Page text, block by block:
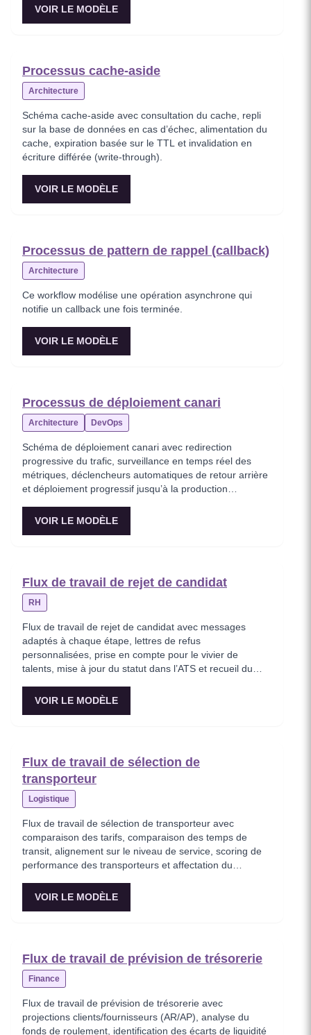
VOIR LE MODÈLE
Processus cache-aside
Architecture
Schéma cache-aside avec consultation du cache, repli
sur la base de données en cas d’échec, alimentation du
cache, expiration basée sur le TTL et invalidation en
écriture différée (write-through).
VOIR LE MODÈLE
Processus de pattern de rappel (callback)
Architecture
Ce workflow modélise une opération asynchrone qui
notifie un callback une fois terminée.
VOIR LE MODÈLE
Processus de déploiement canari
Architecture DevOps
Schéma de déploiement canari avec redirection
progressive du trafic, surveillance en temps réel des
métriques, déclencheurs automatiques de retour arrière
et déploiement progressif jusqu’à la production
VOIR LE MODÈLE
Flux de travail de rejet de candidat
RH
Flux de travail de rejet de candidat avec messages
adaptés à chaque étape, lettres de refus
personnalisées, prise en compte pour le vivier de
talents, mise à jour du statut dans l’ATS et recueil du
VOIR LE MODÈLE
Flux de travail de sélection de
transporteur
Logistique
Flux de travail de sélection de transporteur avec
comparaison des tarifs, comparaison des temps de
transit, alignement sur le niveau de service, scoring de
performance des transporteurs et affectation du
VOIR LE MODÈLE
Flux de travail de prévision de trésorerie
Finance
Flux de travail de prévision de trésorerie avec
projections clients/fournisseurs (AR/AP), analyse du
fonds de roulement, identification des écarts de liquidité